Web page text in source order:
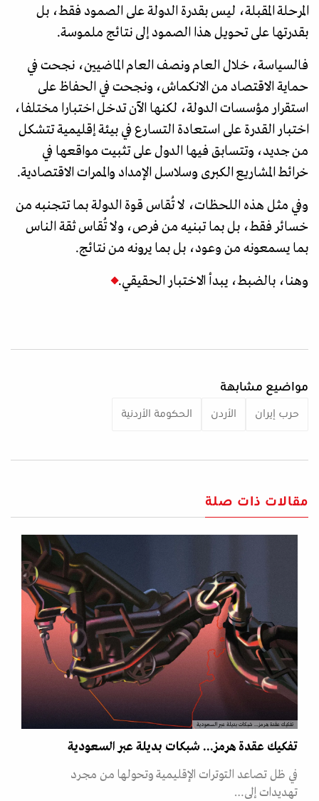
المرحلة المقبلة، ليس بقدرة الدولة على الصمود فقط، بل
بقدرتها على تحويل هذا الصمود إلى نتائج ملموسة.
فالسياسة، خلال العام ونصف العام الماضيين، نجحت في
حماية الاقتصاد من الانكماش، ونجحت في الحفاظ على
استقرار مؤسسات الدولة، لكنها الآن تدخل اختبارا مختلفا،
اختبار القدرة على استعادة التسارع في بيئة إقليمية تتشكل
من جديد، وتتسابق فيها الدول على تثبيت مواقعها في
خرائط المشاريع الكبرى وسلاسل الإمداد والممرات الاقتصادية.
وفي مثل هذه اللحظات، لا تُقاس قوة الدولة بما تتجنبه من
خسائر فقط، بل بما تبنيه من فرص، ولا تُقاس ثقة الناس
بما يسمعونه من وعود، بل بما يرونه من نتائج.
وهنا، بالضبط، يبدأ الاختبار الحقيقي.
مواضيع مشابهة
حرب إيران الأردن الحكومة الأردنية
مقالات ذات صلة
تفكيك عقدة هرمز... شبكات بديلة عبر السعودية
تفكيك عقدة هرمز... شبكات بديلة عبر السعودية
في ظل تصاعد التوترات الإقليمية وتحولها من مجرد
تهديدات إلى…